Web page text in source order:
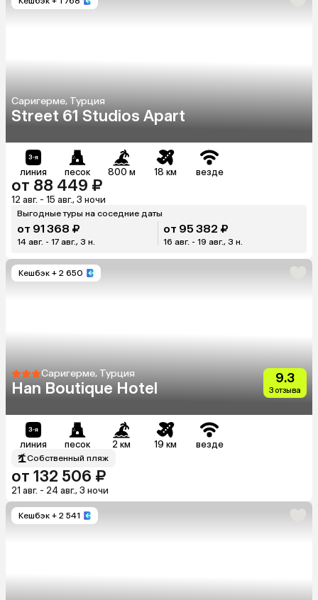
Саригерме, Турция
Street 61 Studios Apart
линия песок 800 м 18 км везде
от 88 449 ₽
12 авг. - 15 авг., 3 ночи
Выгодные туры на соседние даты
от 91 368 ₽
14 авг. - 17 авг., 3 н.
от 95 382 ₽
16 авг. - 19 авг., 3 н.
Кешбэк + 2 650
Саригерме, Турция
Han Boutique Hotel
9.3
3 отзыва
линия песок 2 км 19 км везде
Собственный пляж
от 132 506 ₽
21 авг. - 24 авг., 3 ночи
Кешбэк + 2 541